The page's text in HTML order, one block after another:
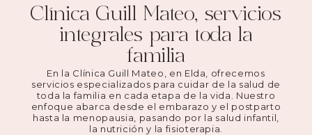
Clínica Guill Mateo, servicios
integrales para toda la
familia
En la Clínica Guill Mateo, en Elda, ofrecemos
servicios especializados para cuidar de la salud de
toda la familia en cada etapa de la vida. Nuestro
enfoque abarca desde el embarazo y el postparto
hasta la menopausia, pasando por la salud infantil,
la nutrición y la fisioterapia.